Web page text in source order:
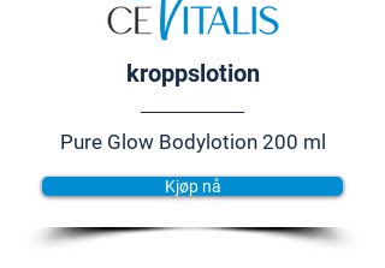
kroppslotion
Pure Glow Bodylotion 200 ml
Kjøp nå